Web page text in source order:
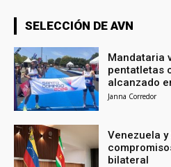
SELECCIÓN DE AVN
Mandataria
pentatletas
alcanzado
Janna Corredor
Venezuela
bilateral